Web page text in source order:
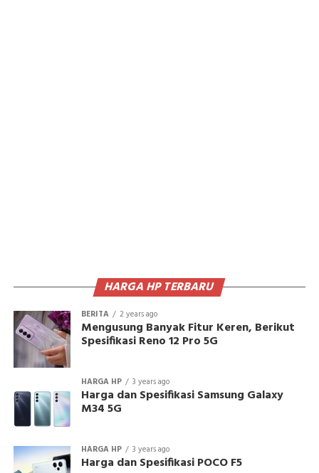
HARGA HP TERBARU
BERITA 2 years ago
Mengusung Banyak Fitur Keren, Berikut
Spesifikasi Reno 12 Pro 5G
HARGA HP 3 years ago
Harga dan Spesifikasi Samsung Galaxy
M34 5G
HARGA HP 3 years ago
Harga dan Spesifikasi POCO F5